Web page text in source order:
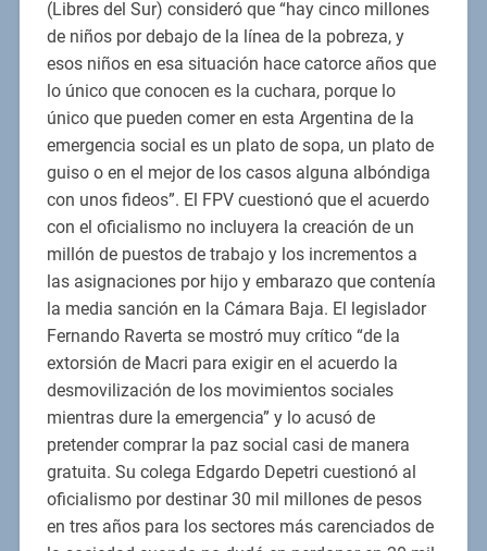
(Libres del Sur) consideró que “hay cinco millones
de niños por debajo de la línea de la pobreza, y
esos niños en esa situación hace catorce años que
lo único que conocen es la cuchara, porque lo
único que pueden comer en esta Argentina de la
emergencia social es un plato de sopa, un plato de
guiso o en el mejor de los casos alguna albóndiga
con unos fideos”. El FPV cuestionó que el acuerdo
con el oficialismo no incluyera la creación de un
millón de puestos de trabajo y los incrementos a
las asignaciones por hijo y embarazo que contenía
la media sanción en la Cámara Baja. El legislador
Fernando Raverta se mostró muy crítico “de la
extorsión de Macri para exigir en el acuerdo la
desmovilización de los movimientos sociales
mientras dure la emergencia” y lo acusó de
pretender comprar la paz social casi de manera
gratuita. Su colega Edgardo Depetri cuestionó al
oficialismo por destinar 30 mil millones de pesos
en tres años para los sectores más carenciados de